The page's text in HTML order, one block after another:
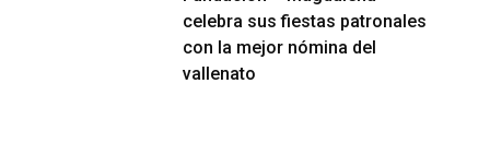
celebra sus fiestas patronales
con la mejor nómina del
vallenato